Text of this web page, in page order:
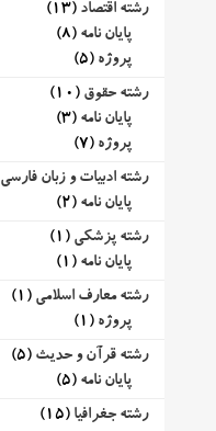
رشته اقتصاد (13)
پایان نامه (8)
پروژه (5)
رشته حقوق (10)
پایان نامه (3)
پروژه (7)
رشته ادبیات و زبان فارسی
پایان نامه (2)
رشته پزشکی (1)
پایان نامه (1)
رشته معارف اسلامی (1)
پروژه (1)
رشته قرآن و حدیث (5)
پایان نامه (5)
رشته جغرافیا (15)